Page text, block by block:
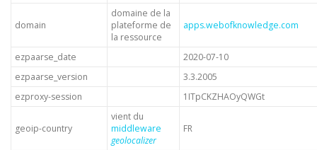
domain
domaine de la
plateforme de
la ressource
apps.webofknowledge.com
ezpaarse_date
2020-07-10
ezpaarse_version
3.3.2005
ezproxy-session
1ITpCKZHAOyQWGt
geoip-country
vient du
middleware
geolocalizer
FR